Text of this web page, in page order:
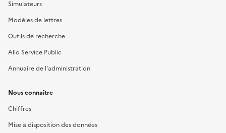
Simulateurs
Modèles de lettres
Outils de recherche
Allo Service Public
Annuaire de l'administration
Nous connaître
Chiffres
Mise à disposition des données